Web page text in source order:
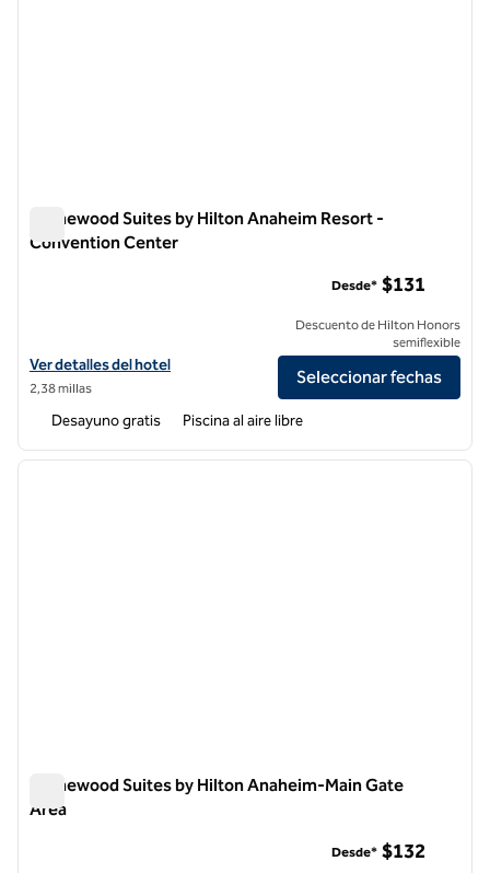
Homewood Suites by Hilton Anaheim Resort -
Convention Center
Ver detalles del hotel Homewood Suites by Hilton Anaheim Resort -
Ver detalles del hotel
2,38 millas
Desde* $131
Descuento de Hilton Honors
semiflexible
Seleccionar fechas
Desayuno gratis Piscina al aire libre
1 de 12
Homewood Suites by Hilton Anaheim-Main Gate
Area
Desde* $132